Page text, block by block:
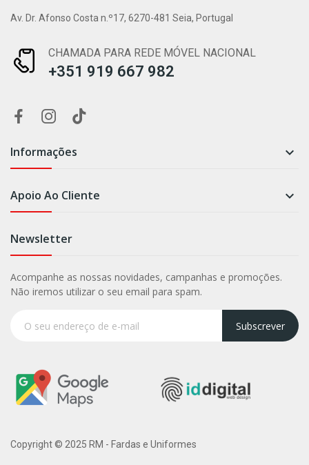
Av. Dr. Afonso Costa n.º17, 6270-481 Seia, Portugal
CHAMADA PARA REDE MÓVEL NACIONAL
+351 919 667 982
Informações 
Apoio Ao Cliente 
Newsletter
Acompanhe as nossas novidades, campanhas e promoções.
Não iremos utilizar o seu email para spam.
Subscrever
Copyright © 2025 RM - Fardas e Uniformes